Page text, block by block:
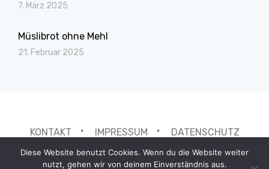
7. März 2025
Müslibrot ohne Mehl
21. Februar 2025
KONTAKT IMPRESSUM DATENSCHUTZ
Diese Website benutzt Cookies. Wenn du die Website weiter
nutzt, gehen wir von deinem Einverständnis aus.